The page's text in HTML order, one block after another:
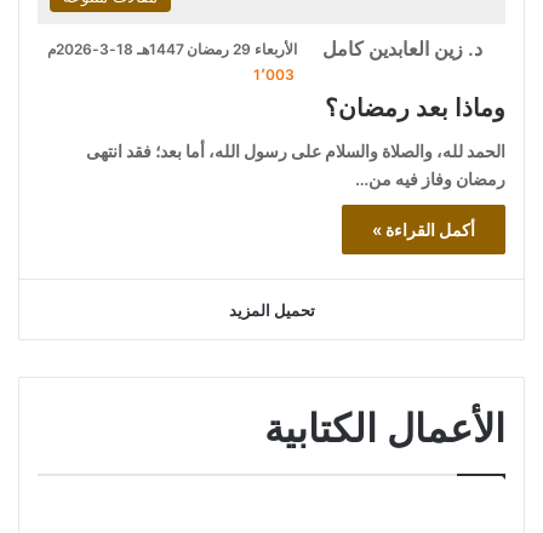
د. زين العابدين كامل
الأربعاء 29 رمضان 1447هـ 18-3-2026م
1٬003
وماذا بعد رمضان؟
الحمد لله، والصلاة والسلام على رسول الله، أما بعد؛ فقد انتهى
رمضان وفاز فيه من…
أكمل القراءة »
تحميل المزيد
الأعمال الكتابية